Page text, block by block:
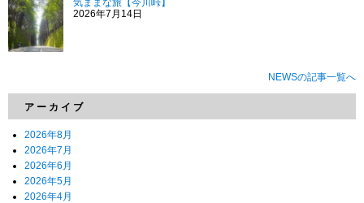
気ままな旅【今川峠】
2026年7月14日
NEWSの記事一覧へ
アーカイブ
2026年8月
2026年7月
2026年6月
2026年5月
2026年4月